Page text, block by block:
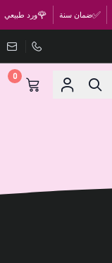
✅ضمان سنة 🌹ورد طبيعي
0